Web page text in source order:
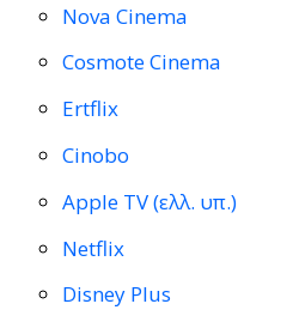
Nova Cinema
Cosmote Cinema
Ertflix
Cinobo
Apple TV (ελλ. υπ.)
Netflix
Disney Plus